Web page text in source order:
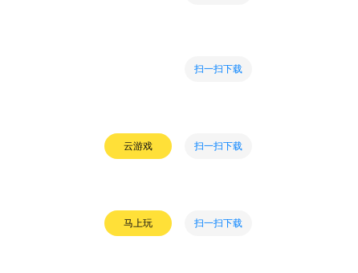
扫一扫下载
云游戏 扫一扫下载
马上玩 扫一扫下载